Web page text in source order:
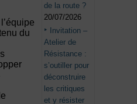
du
de la route ?
20/07/2026
Invitation –
Atelier de
Résistance :
s’outiller pour
déconstruire
les critiques
et y résister